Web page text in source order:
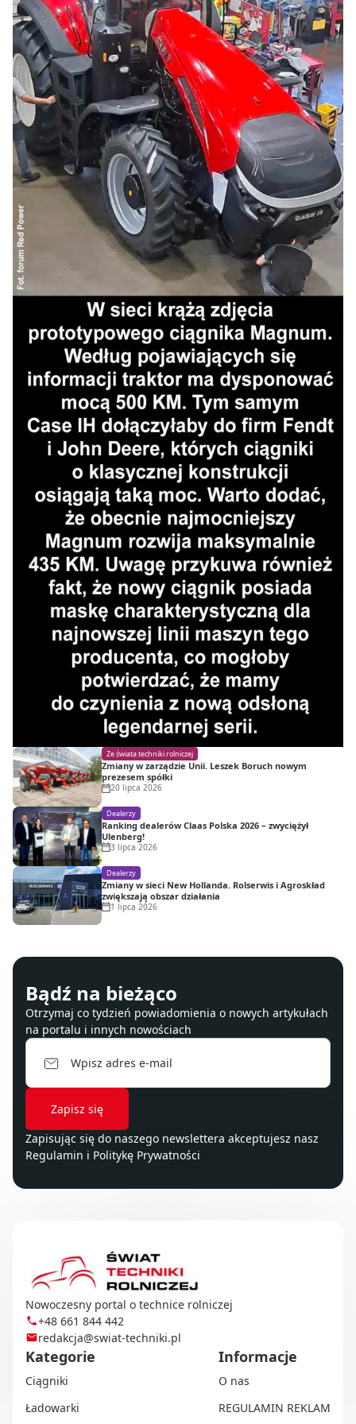
Ze świata techniki rolniczej
Zmiany w zarządzie Unii. Leszek Boruch nowym
prezesem spółki
20 lipca 2026
Dealerzy
Ranking dealerów Claas Polska 2026 – zwyciężył
Ulenberg!
3 lipca 2026
Dealerzy
Zmiany w sieci New Hollanda. Rolserwis i Agroskład
zwiększają obszar działania
1 lipca 2026
Bądź na bieżąco
Otrzymaj co tydzień powiadomienia o nowych artykułach
na portalu i innych nowościach
Zapisując się do naszego newslettera akceptujesz nasz
Regulamin i Politykę Prywatności
Nowoczesny portal o technice rolniczej
+48 661 844 442
redakcja@swiat-techniki.pl
Kategorie
Ciągniki
Ładowarki
Informacje
O nas
REGULAMIN REKLAM